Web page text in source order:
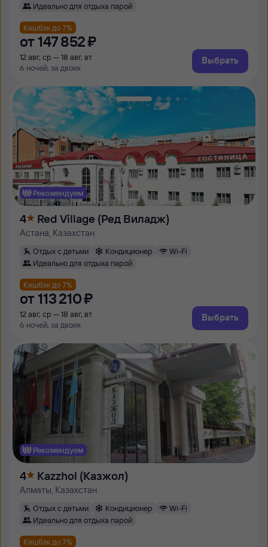
Идеально для отдыха парой
Кешбэк до 7%
от 147 ⁠852 ⁠₽
12 авг, ср — 18 авг, вт
6 ночей, за двоих
Выбрать
Рекомендуем
4 Red Village (Ред Виладж)
Астана, Казахстан
Отдых с детьми Кондиционер
Wi-Fi
Идеально для отдыха парой
Кешбэк до 7%
от 113 ⁠210 ⁠₽
12 авг, ср — 18 авг, вт
6 ночей, за двоих
Выбрать
Рекомендуем
4 Kazzhol (Казжол)
Алматы, Казахстан
Отдых с детьми Кондиционер
Wi-Fi
Идеально для отдыха парой
Кешбэк до 7%